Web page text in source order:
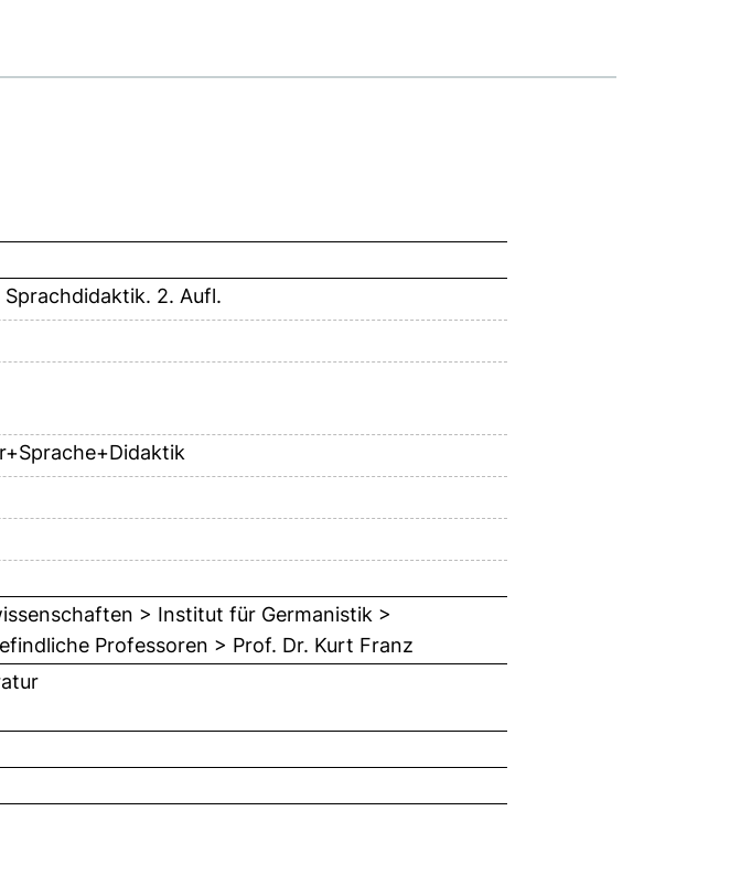
2. Aufl.
> Institut für Germanistik >
Professoren > Prof. Dr. Kurt Franz